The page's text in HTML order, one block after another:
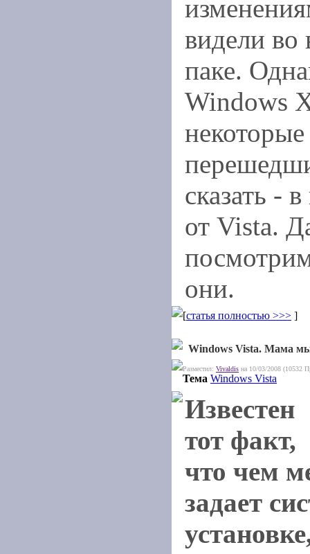
видели во
паке.
Windows
сказать -
от Vista.
они.
[статья полностью >>> ]
Windows Vista. Мама
Разместил: Vivaldis на 10/03/2008 (10532
Тема Windows Vista
Известен
тот факт,
что чем
задает